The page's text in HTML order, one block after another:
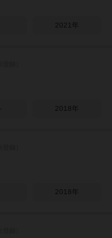
2021年
2018年
2018年